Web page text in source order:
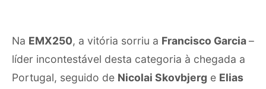
Na EMX250, a vitória sorriu a Francisco Garcia–
líder incontestável desta categoria à chegada a
Portugal, seguido de Nicolai Skovbjerg e Elias